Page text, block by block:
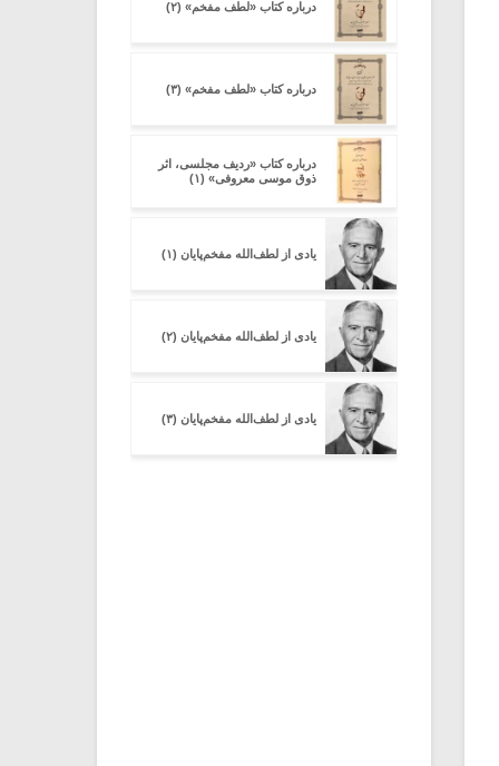
درباره کتاب «لطف مفخم» (۲)
درباره کتاب «لطف مفخم» (۳)
درباره کتاب «ردیف مجلسی، اثر
ذوق موسی معروفی» (۱)
یادی از لطف‌الله مفخم‌پایان (۱)
یادی از لطف‌الله مفخم‌پایان (۲)
یادی از لطف‌الله مفخم‌پایان (۳)